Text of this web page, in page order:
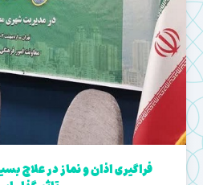
فراگیری اذان و نماز در علاج